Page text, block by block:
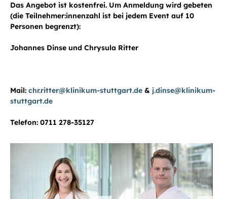
Das Angebot ist kostenfrei. Um Anmeldung wird gebeten
(die Teilnehmer:innenzahl ist bei jedem Event auf 10
Personen begrenzt):
Johannes Dinse und Chrysula Ritter
Mail: chr.ritter@klinikum-stuttgart.de & j.dinse@klinikum-
stuttgart.de
Telefon: 0711 278-35127